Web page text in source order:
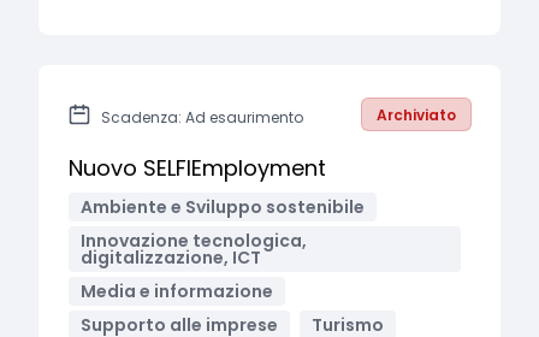
Scadenza: Ad esaurimento Archiviato
Nuovo SELFIEmployment
Ambiente e Sviluppo sostenibile
Innovazione tecnologica,
digitalizzazione, ICT
Media e informazione
Supporto alle imprese
Turismo